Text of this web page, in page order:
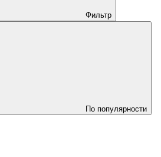
Фильтр
По популярности